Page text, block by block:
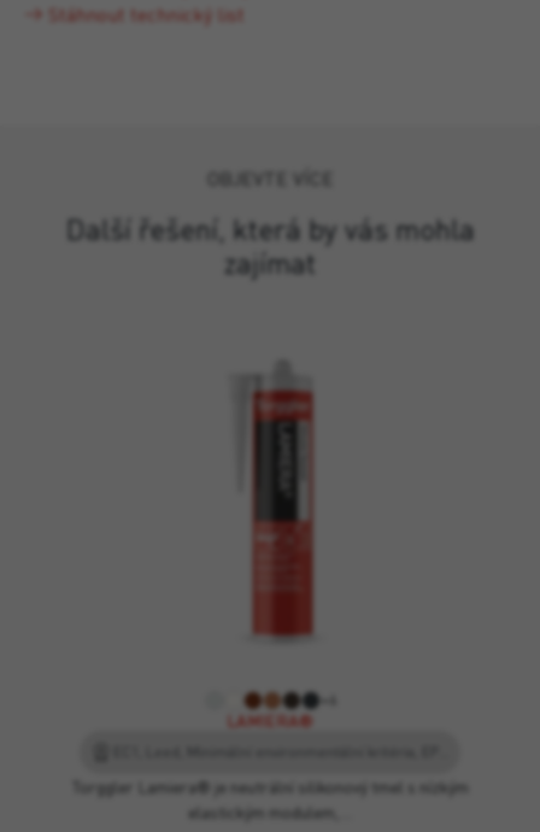
Stáhnout technický list
OBJEVTE VÍCE
Další řešení, která by vás mohla
zajímat
LAMIERA®
Torggler Lamiera® je neutrální silikonový tmel s nízkým
elastickým modulem,…